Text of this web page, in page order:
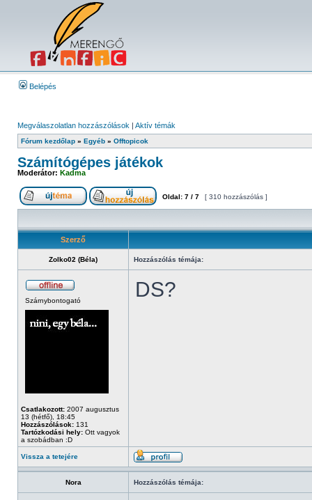
Belépés
Megválaszolatlan hozzászólások | Aktív témák
Fórum kezdőlap » Egyéb » Offtopicok
Számítógépes játékok
Moderátor: Kadma
Oldal: 7 / 7 [ 310 hozzászólás ]
Szerző
Zolko02 (Béla) Hozzászólás témája:
Szárnybontogató
Csatlakozott: 2007 augusztus
13 (hétfő), 18:45
Hozzászólások: 131
Tartózkodási hely: Ott vagyok
a szobádban :D
DS?
Vissza a tetejére
Nora Hozzászólás témája: